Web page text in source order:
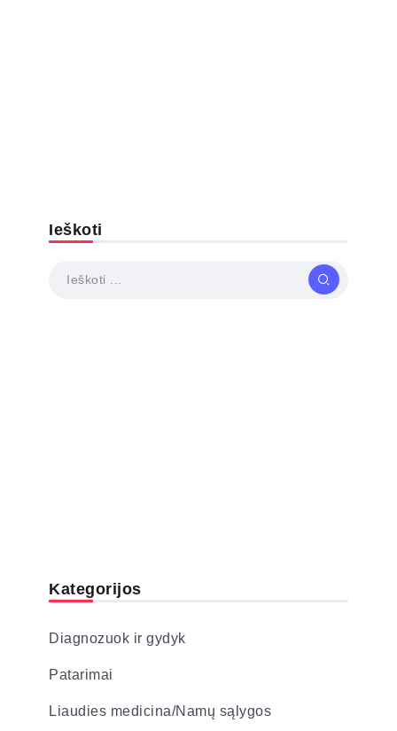
Ieškoti
Kategorijos
Diagnozuok ir gydyk
Patarimai
Liaudies medicina/Namų sąlygos